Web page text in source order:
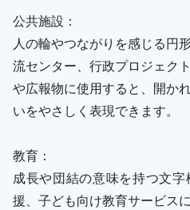
公共施設：
人の輪やつながりを感じる円
流センター、行政プロジェク
や広報物に使用すると、開か
いをやさしく表現できます。
教育：
成長や団結の意味を持つ文
援、子ども向け教育サービス